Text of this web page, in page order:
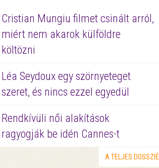
Cristian Mungiu filmet csinált arról,
miért nem akarok külföldre
költözni
Léa Seydoux egy szörnyeteget
szeret, és nincs ezzel egyedül
Rendkívüli női alakítások
ragyogják be idén Cannes-t
A TELJES DOSSZIÉ